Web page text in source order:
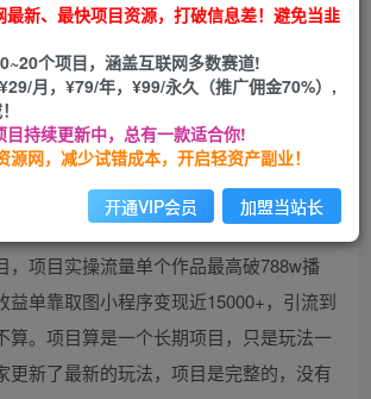
您暂无购买权限，请先开通会员
开通会员
家带来的项目是《毒文案升级玩法，流量
原创作品，单个作品变现500+》，一部手
，项目实操流量单个作品最高破788w播
益单靠取图小程序变现近15000+，引流到
算。项目算是一个长期项目，只是玩法一
更新了最新的玩法，项目是完整的，没有
最新、最快项目资源，打破信息差！避免当韭
个项目，涵盖互联网多数赛道!
月，¥79/年，¥99/永久（推广佣金70%）,
目持续更新中，总有一款适合你!
源网，减少试错成本，开启轻资产副业！
开通VIP会员 加盟当站长